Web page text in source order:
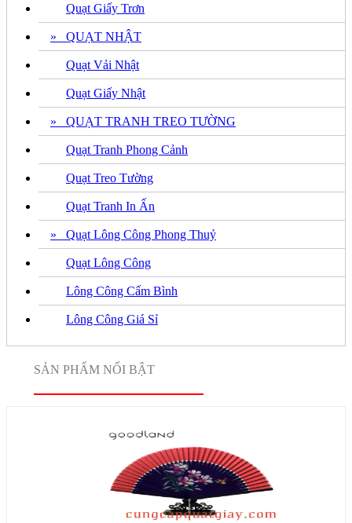
Quạt Giấy Trơn
» QUẠT NHẬT
Quạt Vải Nhật
Quạt Giấy Nhật
» QUẠT TRANH TREO TƯỜNG
Quạt Tranh Phong Cảnh
Quạt Treo Tường
Quạt Tranh In Ấn
» Quạt Lông Công Phong Thuỷ
Quạt Lông Công
Lông Công Cấm Bình
Lông Công Giá Sỉ
SẢN PHẨM NỔI BẬT